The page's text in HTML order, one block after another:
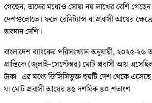
গেছেন, তাদের মধ্যেও সোয়া নয় লাখের বেশি
দেশগুলোতে। ফলে রেমিট্যান্স বা প্রবাসী আয়ের
অবদান দেশি।
বাংলাদেশ ব্যাংকের পরিসংখ্যান অনুযায়ী, ২০২৫-২৬
প্রান্তিকে (জুলাই–সেপ্টেম্বর) মোট প্রবাসী আয়
টাকা। এর মধ্যে জিসিসিভুক্ত ছয়টি দেশ থেকে
যা মোট প্রবাসী আয়ের ৪৫ দশমিক ৪০ শতাংশ।